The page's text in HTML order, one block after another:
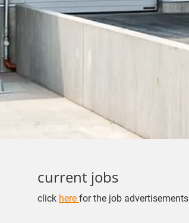
current jobs
click here for the job advertisements